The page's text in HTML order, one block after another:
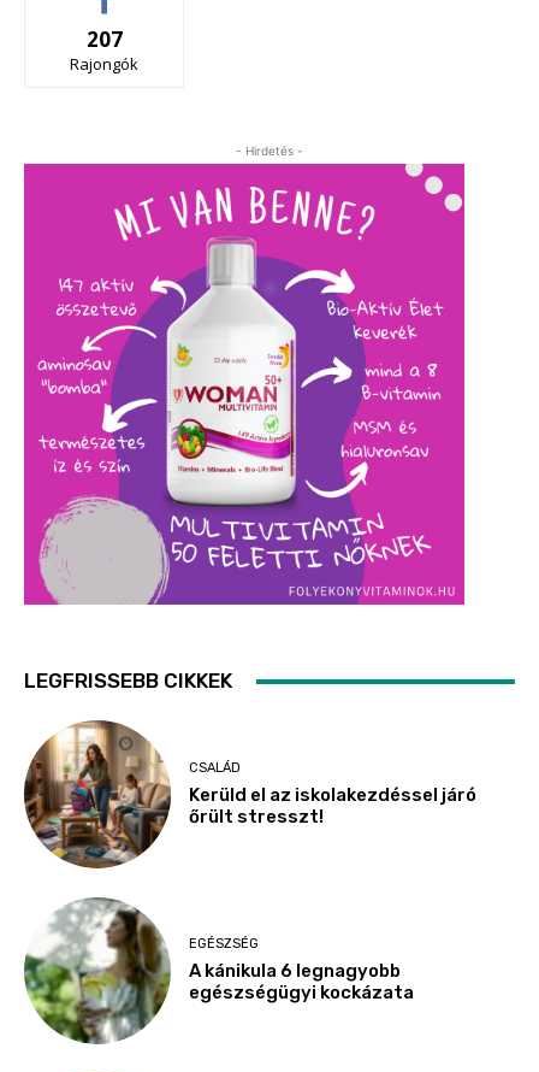
207
Rajongók
- Hirdetés -
LEGFRISSEBB CIKKEK
CSALÁD
Kerüld el az iskolakezdéssel járó
őrült stresszt!
EGÉSZSÉG
A kánikula 6 legnagyobb
egészségügyi kockázata